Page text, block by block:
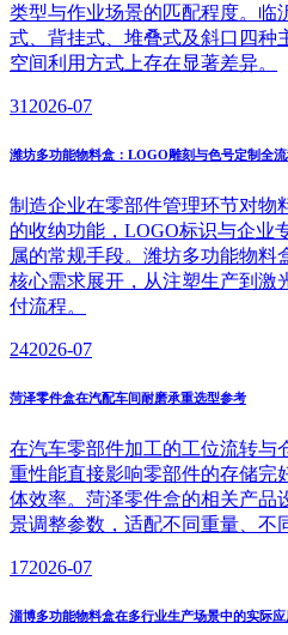
类型与作业场景的匹配程度。临
式、背挂式、堆叠式及斜口四种
空间利用方式上存在显著差异。
31 2026-07
潍坊多功能物料盒：LOGO雕刻与色号定制全
制造企业在零部件管理环节对物
的收纳功能，LOGO标识与企业
属的常规手段。潍坊多功能物料
核心需求展开，从注塑生产到激
付流程。
242026-07
菏泽零件盒在汽配车间耐磨承重选型参考
在汽车零部件加工的工位流转与
重性能直接影响零部件的存储完
体效率。菏泽零件盒的相关产品
景调整参数，适配不同重量、不
172026-07
淄博多功能物料盒在多行业生产场景中的实际应